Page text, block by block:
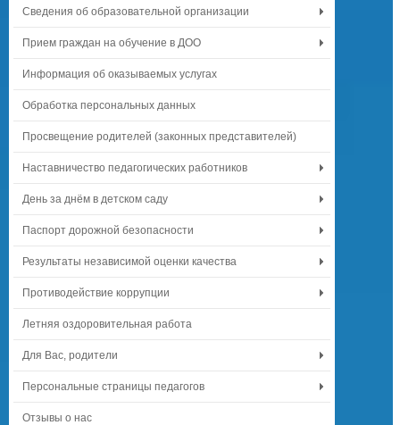
Сведения об образовательной организации
Прием граждан на обучение в ДОО
Информация об оказываемых услугах
Обработка персональных данных
Просвещение родителей (законных представителей)
Наставничество педагогических работников
День за днём в детском саду
Паспорт дорожной безопасности
Результаты независимой оценки качества
Противодействие коррупции
Летняя оздоровительная работа
Для Вас, родители
Персональные страницы педагогов
Отзывы о нас